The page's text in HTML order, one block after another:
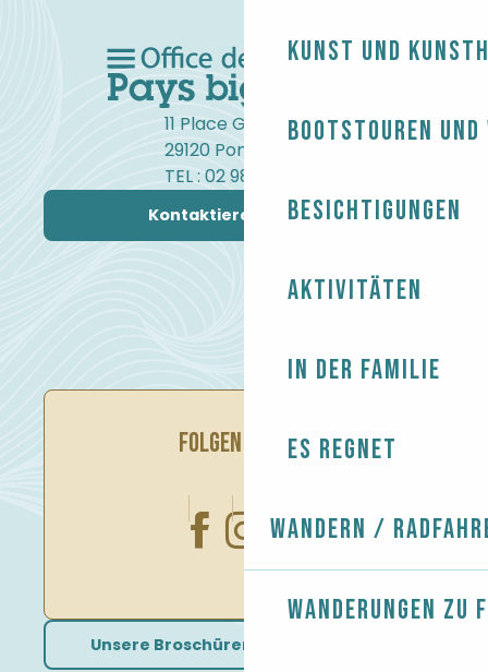
Kunst und
Bootstouren
Besichtigungen
Aktivitäten
In der Familie
Es regnet
Wandern /
Wanderungen zu
11 Place Gambetta
29120 Pont-l'Abbé
TEL : 02 98 82 37 99
Kontaktieren Sie uns
FOLGEN SIE UNS
Unsere Broschüren herunterladen